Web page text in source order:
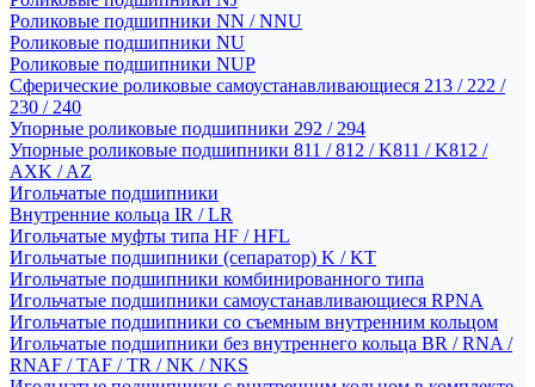
Роликовые подшипники NN / NNU
Роликовые подшипники NU
Роликовые подшипники NUP
Сферические роликовые самоустанавливающиеся 213 / 222 /
230 / 240
Упорные роликовые подшипники 292 / 294
Упорные роликовые подшипники 811 / 812 / K811 / K812 /
AXK / AZ
Игольчатые подшипники
Внутренние кольца IR / LR
Игольчатые муфты типа HF / HFL
Игольчатые подшипники (сепаратор) K / KT
Игольчатые подшипники комбинированного типа
Игольчатые подшипники самоустанавливающиеся RPNA
Игольчатые подшипники со съемным внутренним кольцом
Игольчатые подшипники без внутреннего кольца BR / RNA /
RNAF / TAF / TR / NK / NKS